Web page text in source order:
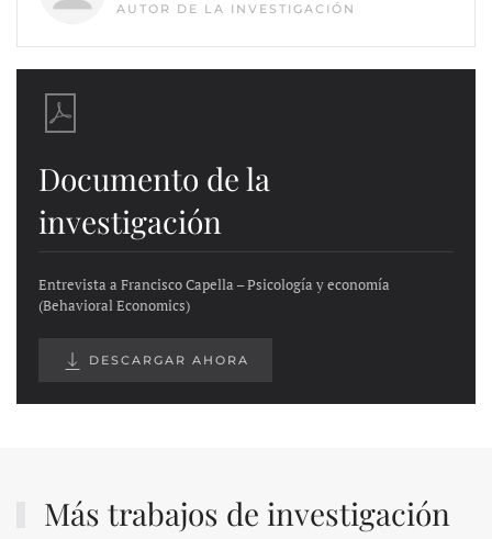
AUTOR DE LA INVESTIGACIÓN
Documento de la
investigación
Entrevista a Francisco Capella – Psicología y economía
(Behavioral Economics)
DESCARGAR AHORA
Más trabajos de investigación